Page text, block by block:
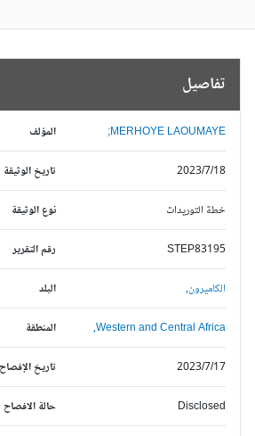
تفاصيل
المؤلف MERHOYE LAOUMAYE;
تاريخ الوثيقة 2023/7/18
نوع الوثيقة خطة التوريدات
رقم التقرير STEP83195
البلد الكاميرون,
المنطقة Western and Central Africa,
تاريخ الإفصاح 2023/7/17
حالة الافصاح Disclosed